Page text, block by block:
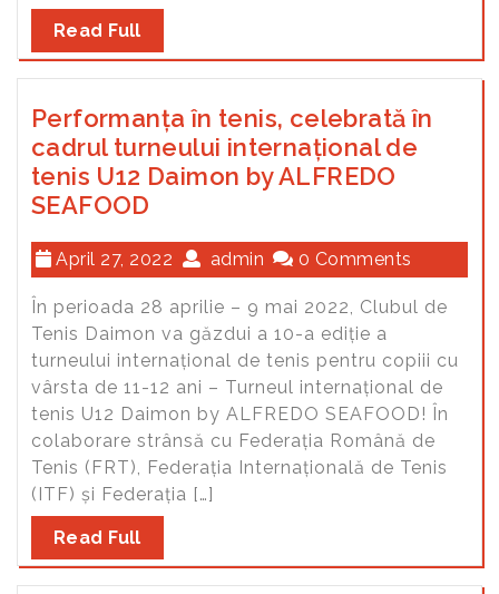
Read Full
Performanța în tenis, celebrată în
cadrul turneului internațional de
tenis U12 Daimon by ALFREDO
SEAFOOD
April 27, 2022 admin 0 Comments
În perioada 28 aprilie – 9 mai 2022, Clubul de
Tenis Daimon va găzdui a 10-a ediție a
turneului internațional de tenis pentru copiii cu
vârsta de 11-12 ani – Turneul internațional de
tenis U12 Daimon by ALFREDO SEAFOOD! În
colaborare strânsă cu Federația Română de
Tenis (FRT), Federația Internațională de Tenis
(ITF) și Federația […]
Read Full